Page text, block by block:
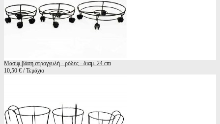
Mασίφ βάση στρογγυλή - ρόδες - διαμ. 24 cm
10,50 € / Τεμάχιο